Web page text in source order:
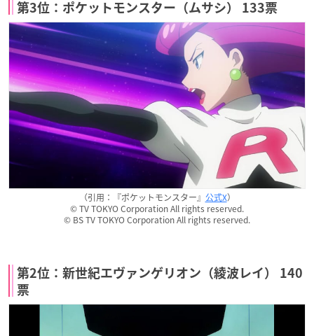
第3位：ポケットモンスター（ムサシ） 133票
（引用：『ポケットモンスター』 公式X）
© TV TOKYO Corporation All rights reserved.
© BS TV TOKYO Corporation All rights reserved.
第2位：新世紀エヴァンゲリオン（綾波レイ） 140
票